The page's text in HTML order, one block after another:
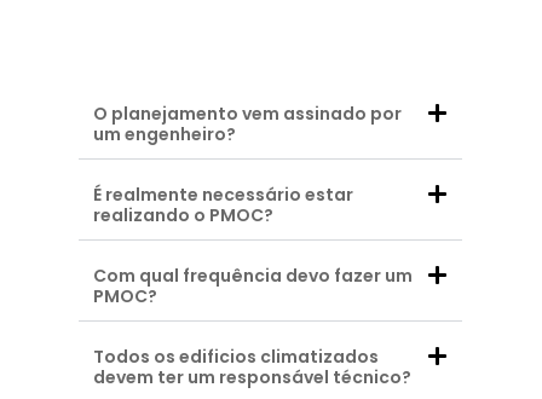
O planejamento vem assinado por
um engenheiro?
É realmente necessário estar
realizando o PMOC?
Com qual frequência devo fazer um
PMOC?
Todos os edificios climatizados
devem ter um responsável técnico?